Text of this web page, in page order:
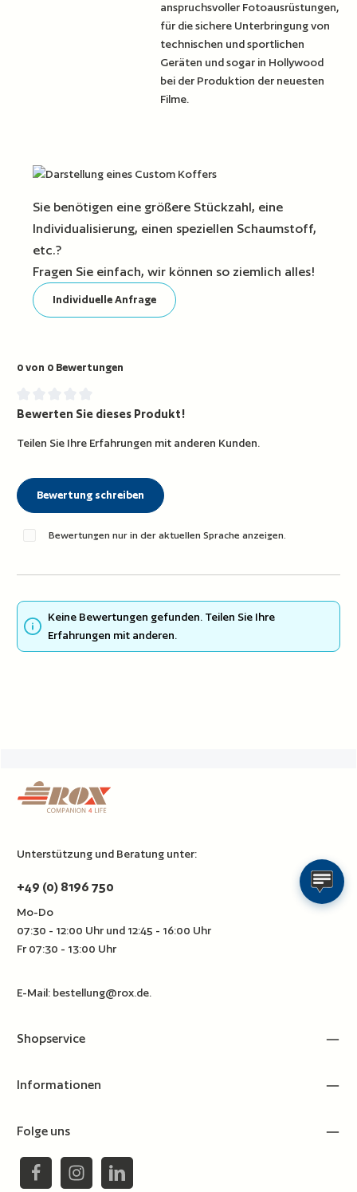
anspruchsvoller Fotoausrüstungen,
für die sichere Unterbringung von
technischen und sportlichen
Geräten und sogar in Hollywood
bei der Produktion der neuesten
Filme.
Sie benötigen eine größere Stückzahl, eine
Individualisierung, einen speziellen Schaumstoff,
etc.?
Fragen Sie einfach, wir können so ziemlich alles!
Individuelle Anfrage
0 von 0 Bewertungen
Durchschnittliche Bewertung von 0 von 5 Sternen
Bewerten Sie dieses Produkt!
Teilen Sie Ihre Erfahrungen mit anderen Kunden.
Bewertung schreiben
Bewertungen nur in der aktuellen Sprache anzeigen.
Keine Bewertungen gefunden. Teilen Sie Ihre
Erfahrungen mit anderen.
Unterstützung und Beratung unter:
+49 (0) 8196 750
Mo-Do
07:30 - 12:00 Uhr und 12:45 - 16:00 Uhr
Fr 07:30 - 13:00 Uhr
E-Mail: bestellung@rox.de.
Shopservice
Informationen
Folge uns